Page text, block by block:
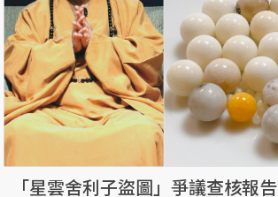
「星雲舍利子盜圖」爭議查核報告